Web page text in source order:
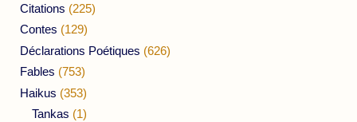
Citations (225)
Contes (129)
Déclarations Poétiques (626)
Fables (753)
Haikus (353)
Tankas (1)